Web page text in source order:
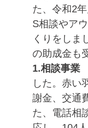
た、令和2
S相談やア
くりをしま
の助成金も
1.相談事業
した。赤い
謝金、交通
た、電話相